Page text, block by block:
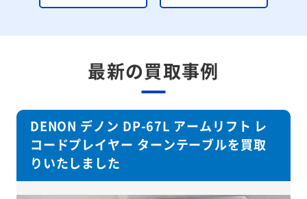
最新の買取事例
DENON デノン DP-67L アームリフト レ
コードプレイヤー ターンテーブルを買取
りいたしました